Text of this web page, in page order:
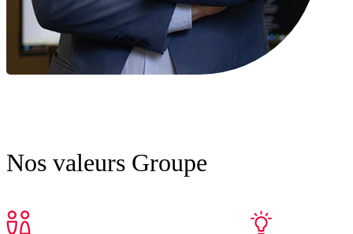
Nos valeurs Groupe